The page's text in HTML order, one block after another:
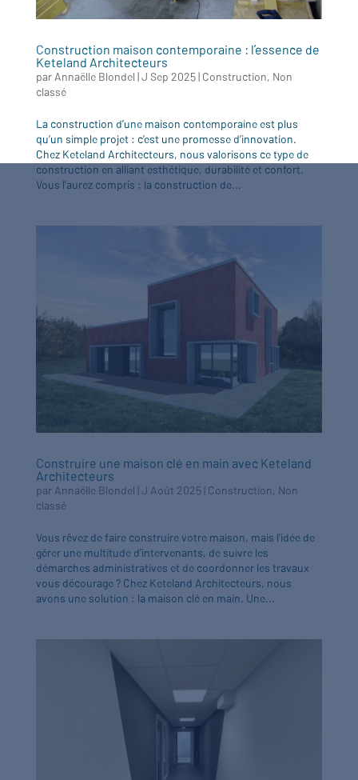
Construction maison contemporaine : l’essence de
Keteland Architecteurs
par Annaëlle Blondel |J Sep 2025| Construction, Non
classé
La construction d’une maison contemporaine est plus
qu’un simple projet : c’est une promesse d’innovation.
Chez Keteland Architecteurs, nous valorisons ce type de
construction en alliant esthétique, durabilité et confort.
Vous l’aurez compris : la construction de...
Construire une maison clé en main avec Keteland
Architecteurs
par Annaëlle Blondel |J Août 2025 | Construction, Non
classé
Vous rêvez de faire construire votre maison, mais l’idée de
gérer une multitude d’intervenants, de suivre les
démarches administratives et de coordonner les travaux
vous décourage ? Chez Keteland Architecteurs, nous
avons une solution : la maison clé en main. Une...